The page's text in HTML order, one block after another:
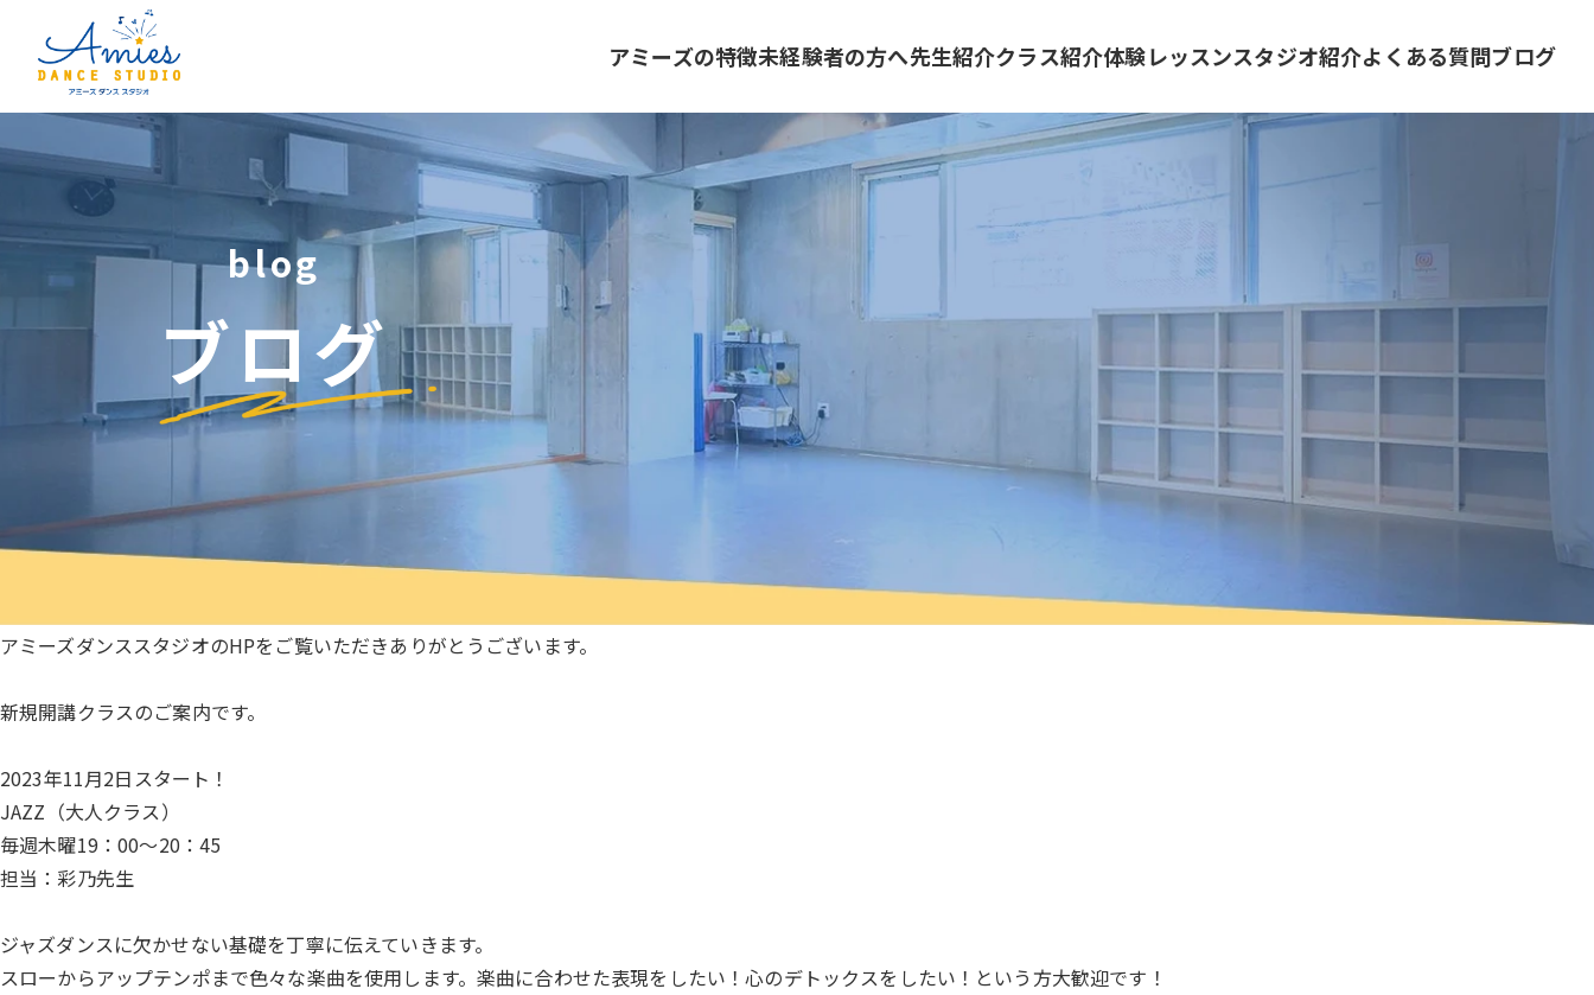
アミーズの特徴未経験者の方へ先生紹介クラス紹介体験レッスンスタジオ紹介よくある質問ブログ
blog
ブログ
アミーズダンススタジオのHPをご覧いただきありがとうございます。
新規開講クラスのご案内です。
2023年11月2日スタート！
JAZZ（大人クラス）
毎週木曜19：00～20：45
担当：彩乃先生
ジャズダンスに欠かせない基礎を丁寧に伝えていきます。
スローからアップテンポまで色々な楽曲を使用します。楽曲に合わせた表現をしたい！心のデトックスをしたい！という方大歓迎です！